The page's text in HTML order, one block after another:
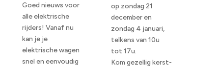
Goed nieuws voor
alle elektrische
rijders! Vanaf nu
kan je je
elektrische wagen
snel en eenvoudig
op zondag 21
december en
zondag 4 januari,
telkens van 10u
tot 17u.
Kom gezellig kerst-